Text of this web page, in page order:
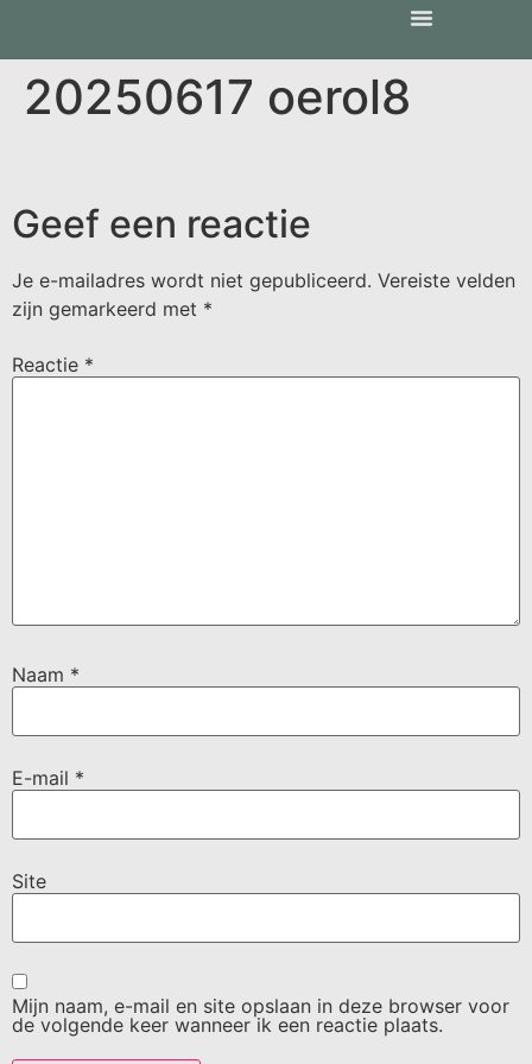
20250617 oerol8
Geef een reactie
Je e-mailadres wordt niet gepubliceerd. Vereiste velden
zijn gemarkeerd met *
Reactie *
Naam *
E-mail *
Site
Mijn naam, e-mail en site opslaan in deze browser voor
de volgende keer wanneer ik een reactie plaats.